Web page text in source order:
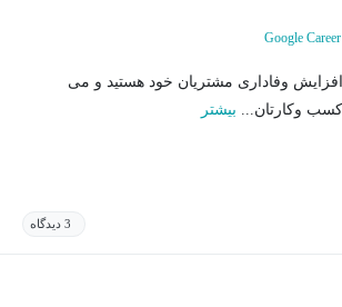
Google
وفاداری مشتریان خود هستید و می
وکارتان... بیشتر
3 دیدگاه